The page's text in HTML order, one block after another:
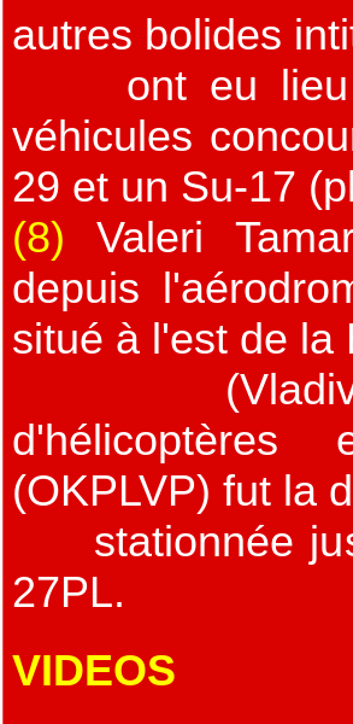
autres bolides
ont eu lieu à
véhicules
29 et un Su-17
(8) Valeri
depuis
situé à l'est de la
d'hélicoptères
(OKPLVP) fut la
stationnée
27PL.
VIDEOS